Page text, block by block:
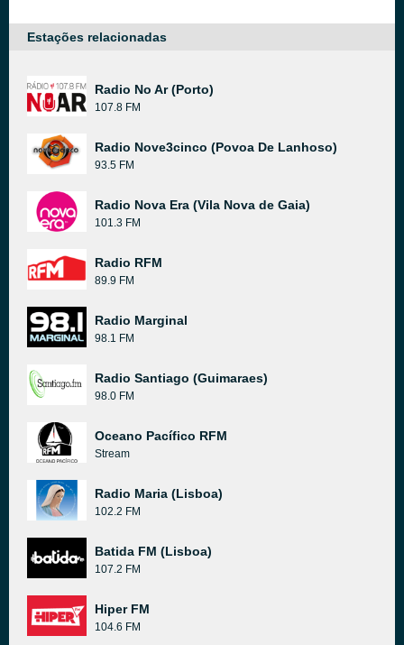
Estações relacionadas
Radio No Ar (Porto)
107.8 FM
Radio Nove3cinco (Povoa De Lanhoso)
93.5 FM
Radio Nova Era (Vila Nova de Gaia)
101.3 FM
Radio RFM
89.9 FM
Radio Marginal
98.1 FM
Radio Santiago (Guimaraes)
98.0 FM
Oceano Pacífico RFM
Stream
Radio Maria (Lisboa)
102.2 FM
Batida FM (Lisboa)
107.2 FM
Hiper FM
104.6 FM